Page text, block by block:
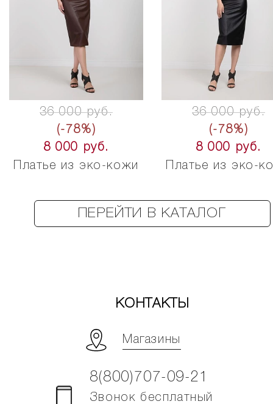
36 000 руб.
(-78%)
8 000 руб.
Платье из эко-кожи
36 000 руб.
(-78%)
8 000 руб.
Платье из эко-
ПЕРЕЙТИ В КАТАЛОГ
КОНТАКТЫ
Магазины
8(800)707-09-21
Звонок бесплатный